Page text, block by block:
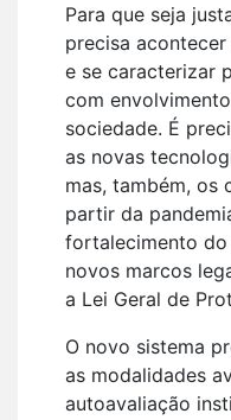
Para que seja
precisa
e se caracterizar
com
sociedade. É
as novas
mas, também, os
partir da
fortalecimento
novos marcos
a Lei Geral de
O novo sistema
as modalidades
autoavaliação